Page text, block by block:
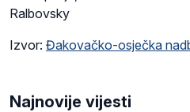
Ralbovsky
Izvor: Đakovačko-osječka
Najnovije vijesti